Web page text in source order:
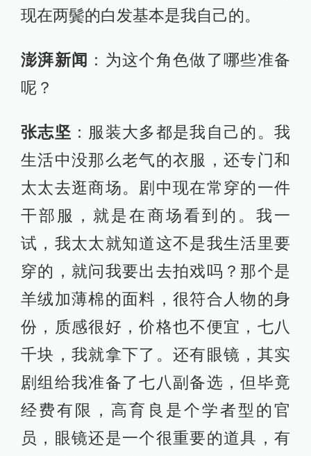
现在两鬓的白发基本是我自己的。
澎湃新闻 ：为这个角色做了哪些准备
呢？
张志坚 ：服装大多都是我自己的。我
生活中没那么老气的衣服，还专门和
太太去逛商场。剧中现在常穿的一件
干部服，就是在商场看到的。我一
试，我太太就知道这不是我生活里要
穿的，就问我要出去拍戏吗？那个是
羊绒加薄棉的面料，很符合人物的身
份，质感很好，价格也不便宜，七八
千块，我就拿下了。还有眼镜，其实
剧组给我准备了七八副备选，但毕竟
经费有限，高育良是个学者型的官
员，眼镜还是一个很重要的道具，有